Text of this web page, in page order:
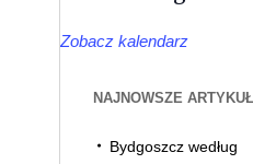
Zobacz kalendarz
NAJNOWSZE
Bydgoszcz według